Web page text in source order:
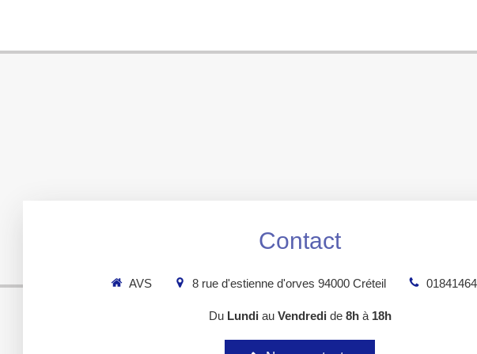
Contact
AVS 8 rue d'estienne d'orves 94000 Créteil
Du Lundi au Vendredi de 8hà 18h